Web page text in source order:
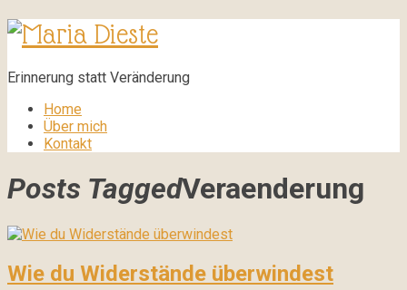
Maria
Erinnerung statt Veränderung
Home
Über mich
Kontakt
Posts TaggedVeraenderung
Wie du Widerstände überwindest